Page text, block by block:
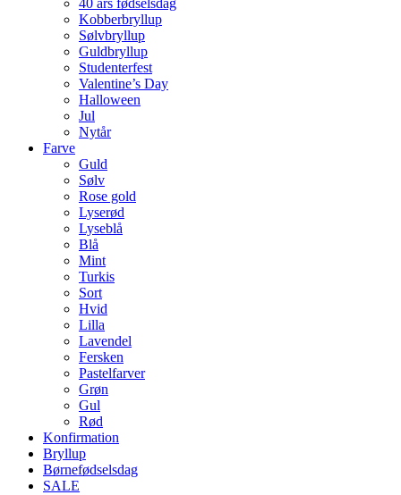
40 års fødselsdag
Kobberbryllup
Sølvbryllup
Guldbryllup
Studenterfest
Valentine’s Day
Halloween
Jul
Nytår
Farve
Guld
Sølv
Rose gold
Lyserød
Lyseblå
Blå
Mint
Turkis
Sort
Hvid
Lilla
Lavendel
Fersken
Pastelfarver
Grøn
Gul
Rød
Konfirmation
Bryllup
Børnefødselsdag
SALE